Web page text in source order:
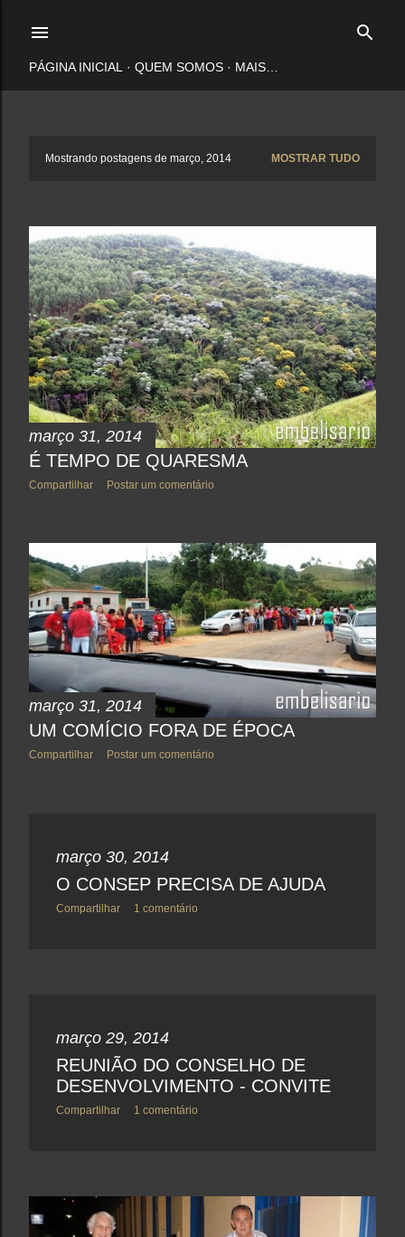
PÁGINA INICIAL QUEM SOMOS MAIS…
g
e
n
s
Mostrando postagens de março, 2014 MOSTRAR TUDO
março 31, 2014
É TEMPO DE QUARESMA
Compartilhar Postar um comentário
março 31, 2014
UM COMÍCIO FORA DE ÉPOCA
Compartilhar Postar um comentário
março 30, 2014
O CONSEP PRECISA DE AJUDA
Compartilhar 1 comentário
março 29, 2014
REUNIÃO DO CONSELHO DE
DESENVOLVIMENTO - CONVITE
Compartilhar 1 comentário